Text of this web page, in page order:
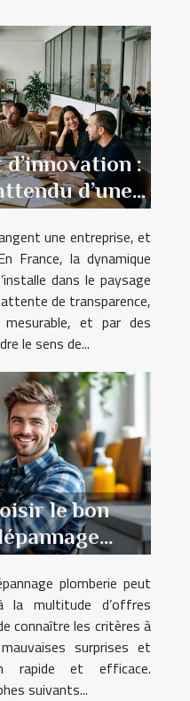
:
d’une
mission
une entreprise, et
France, la dynamique
dans le paysage
de transparence,
et par des
le sens de...
le bon
?
plomberie peut
la multitude d’offres
connaître les critères à
surprises et
rapide et efficace.
suivants...